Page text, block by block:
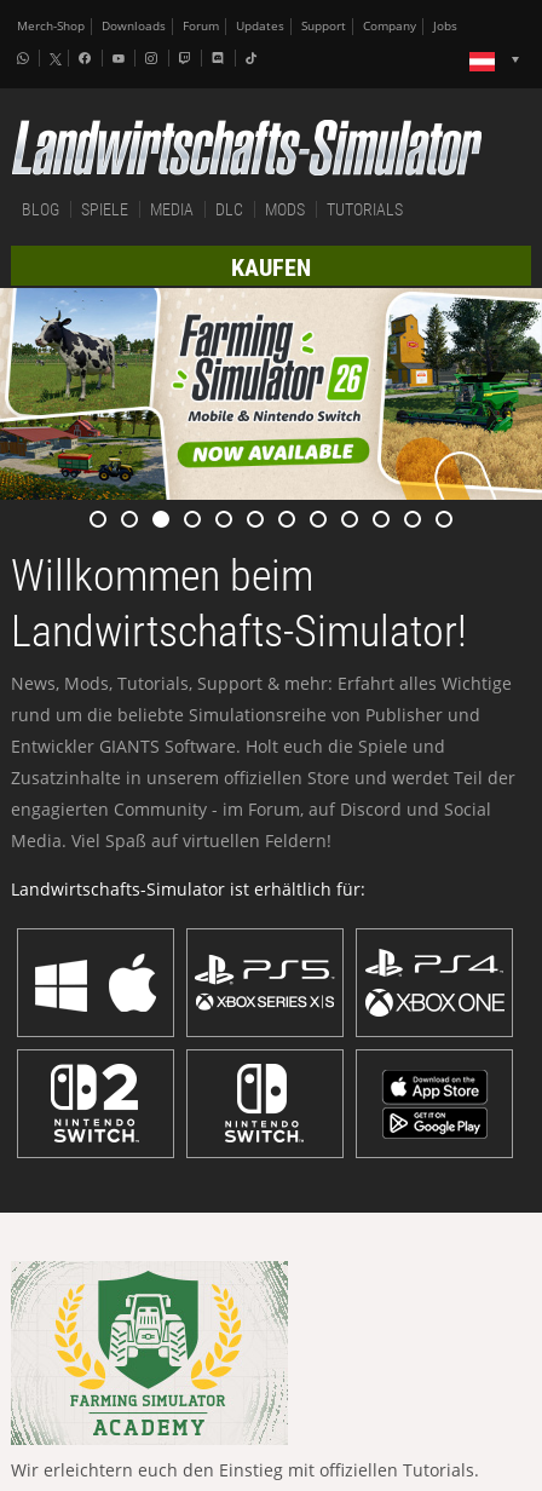
Merch-Shop Downloads Forum Updates Support Company Jobs
BLOG SPIELE MEDIA DLC MODS TUTORIALS
KAUFEN
Willkommen beim
Landwirtschafts-Simulator!
News, Mods, Tutorials, Support & mehr: Erfahrt alles Wichtige
rund um die beliebte Simulationsreihe von Publisher und
Entwickler GIANTS Software. Holt euch die Spiele und
Zusatzinhalte in unserem offiziellen Store und werdet Teil der
engagierten Community - im Forum, auf Discord und Social
Media. Viel Spaß auf virtuellen Feldern!
Landwirtschafts-Simulator ist erhältlich für:
Wir erleichtern euch den Einstieg mit offiziellen Tutorials.